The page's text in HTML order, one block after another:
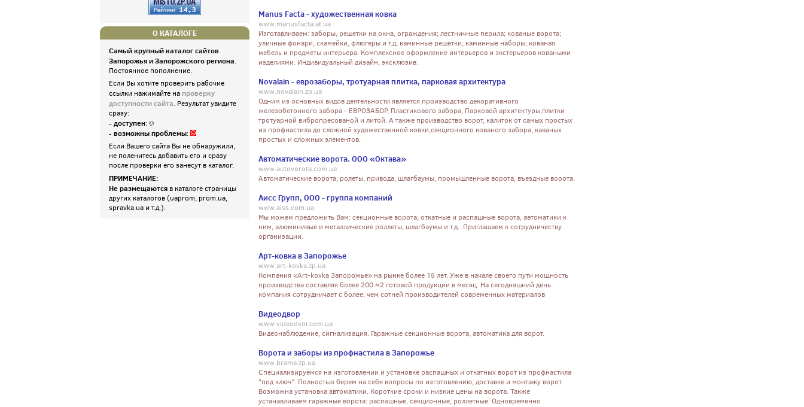
О КАТАЛОГЕ
Самый крупный каталог сайтов
Запорожья и Запорожского региона.
Постоянное пополнение.
Если Вы хотите проверить рабочие
ссылки нажимайте на проверку
доступности сайта. Результат увидите
сразу:
- доступен:
- возможны проблемы:
Если Вашего сайта Вы не обнаружили,
не поленитесь добавить его и сразу
после проверки его занесут в каталог.
ПРИМЕЧАНИЕ:
Не размещаются в каталоге страницы
других каталогов (uaprom, prom.ua,
spravka.ua и т.д.).
Manus Facta - художественная ковка
www.manusfacta.at.ua
Изготавливаем: заборы, решетки на окна, ограждения; лестничные перила; кованые ворота;
уличные фонари, скамейки, флюгеры и т.д; каминные решетки, каминные наборы; кованая
мебель и предметы интерьера. Комплексное оформление интерьеров и экстерьеров коваными
изделиями. Индивидуальный дизайн, эксклюзив.
Novalain - еврозаборы, тротуарная плитка, парковая архитектура
www.novalain.zp.ua
Одним из основных видов деятельности является производство декоративного
железобетонного забора - ЕВРОЗАБОР, Пластикового забора, Парковой архитектуры,плитки
тротуарной вибропресованой и литой. А также производство ворот, калиток от самых простых
из профнастила до сложной художественной ковки,секционного кованого забора, каваных
простых и сложных элементов.
Автоматические ворота. ООО «Октава»
www.autovorota.com.ua
Автоматические ворота, ролеты, привода, шлагбаумы, промышленные ворота, въездные ворота.
Аисс Групп, ООО - группа компаний
www.aiss.com.ua
Мы можем предложить Вам: секционные ворота, откатные и распашные ворота, автоматики к
ним, алюминивые и металлические роллеты, шлагбаумы и т.д.. Приглашаем к сотрудничеству
организации.
Арт-ковка в Запорожье
www.art-kovka.zp.ua
Компания «Art-kovka Запорожье» на рынке более 15 лет. Уже в начале своего пути мощность
производства составляя более 200 м2 готовой продукции в месяц. На сегодняшний день
компания сотрудничает с более, чем сотней производителей современных материалов
Видеодвор
www.videodvor.com.ua
Видеонаблюдение, сигнализация. Гаражные секционные ворота, автоматика для ворот.
Ворота и заборы из профнастила в Запорожье
www.brama.zp.ua
Специализируемся на изготовлении и установке распашных и откатных ворот из профнастила
"под ключ". Полностью берем на себя вопросы по изготовлению, доставке и монтажу ворот.
Возможна установка автоматики. Короткие сроки и низкие цены на ворота. Также
устанавливаем гаражные ворота: распашные, секционные, роллетные. Одновременно